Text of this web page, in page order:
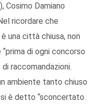
Cosimo Damiano
ricordare che
una città chiusa, non
di ogni concorso
raccomandazioni.
ambiente tanto chiuso
si è detto “sconcertato